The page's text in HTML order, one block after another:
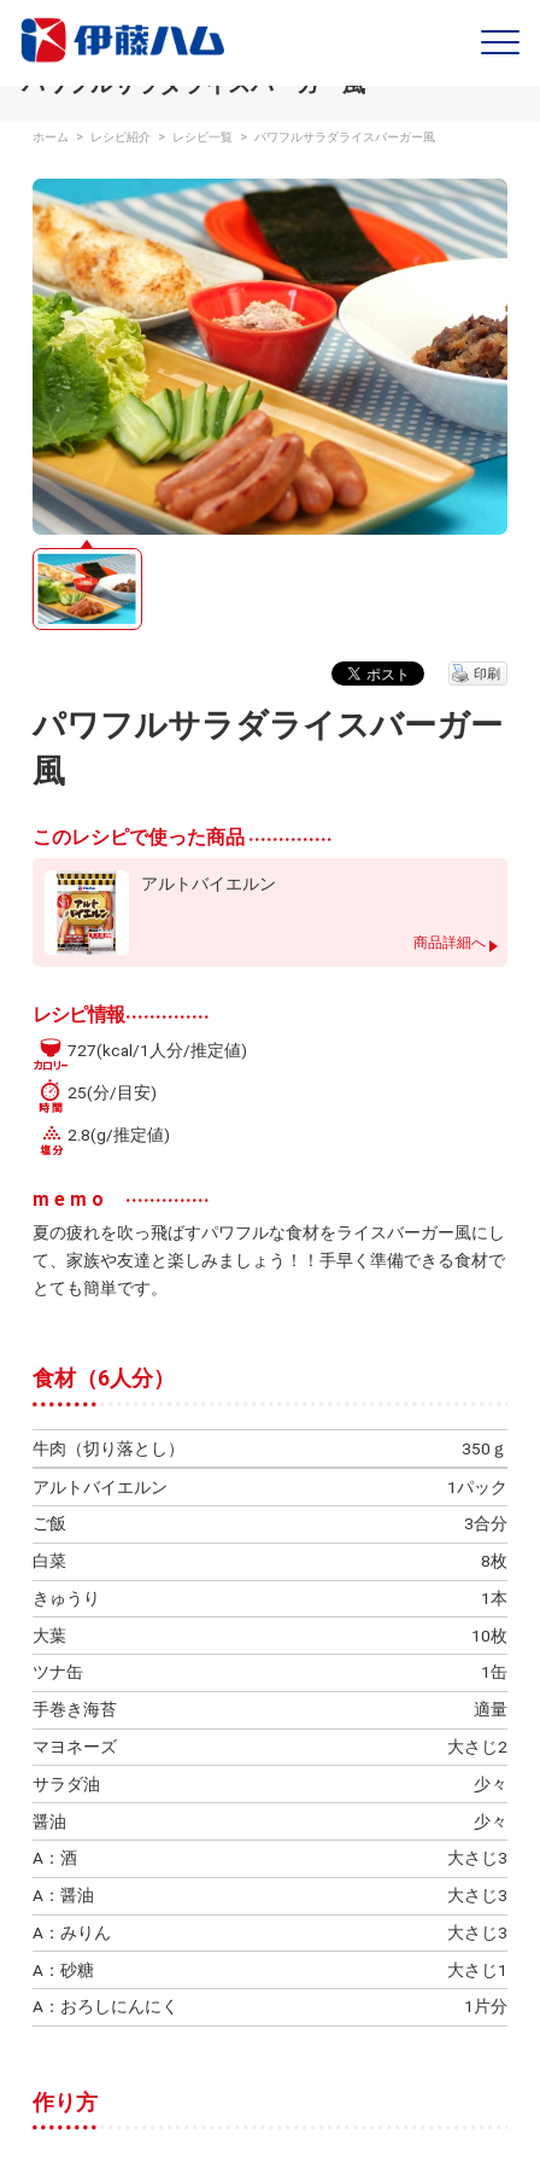
パワフルサラダライスバーガー風
ホーム > レシピ紹介 > レシピ一覧 > パワフルサラダライスバーガー風
パワフルサラダライスバーガー
風
印刷
このレシピで使った商品
アルトバイエルン
商品詳細へ
レシピ情報
727(kcal/1人分/推定値)
25(分/目安)
2.8(g/推定値)
memo
夏の疲れを吹っ飛ばすパワフルな食材をライスバーガー風にし
て、家族や友達と楽しみましょう！！手早く準備できる食材で
とても簡単です。
食材（6人分）
牛肉（切り落とし）
350ｇ
アルトバイエルン
1パック
ご飯
3合分
白菜
8枚
きゅうり
1本
大葉
10枚
ツナ缶
1缶
手巻き海苔
適量
マヨネーズ
大さじ2
サラダ油
少々
醤油
少々
A：酒
大さじ3
A：醤油
大さじ3
A：みりん
大さじ3
A：砂糖
大さじ1
A：おろしにんにく
1片分
作り方